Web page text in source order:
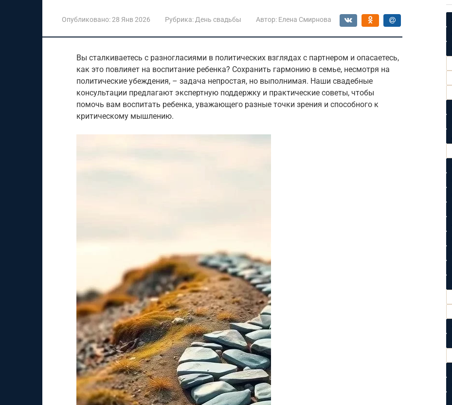
Опубликовано:28 Янв 2026 Рубрика: День свадьбы Автор: Елена Смирнова
Вы сталкиваетесь с разногласиями в политических взглядах с партнером и опасаетесь,
как это повлияет на воспитание ребенка? Сохранить гармонию в семье, несмотря на
политические убеждения, – задача непростая, но выполнимая. Наши свадебные
консультации предлагают экспертную поддержку и практические советы, чтобы
помочь вам воспитать ребенка, уважающего разные точки зрения и способного к
критическому мышлению.